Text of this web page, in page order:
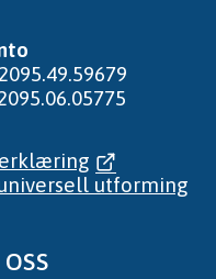
utforming